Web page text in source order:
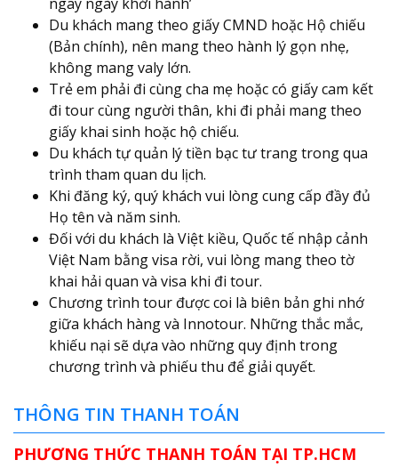
Du khách mang theo giấy CMND hoặc Hộ chiếu
(Bản chính), nên mang theo hành lý gọn nhẹ,
không mang valy lớn.
Trẻ em phải đi cùng cha mẹ hoặc có giấy cam kết
đi tour cùng người thân, khi đi phải mang theo
giấy khai sinh hoặc hộ chiếu.
Du khách tự quản lý tiền bạc tư trang trong qua
trình tham quan du lịch.
Khi đăng ký, quý khách vui lòng cung cấp đầy đủ
Họ tên và năm sinh.
Đối với du khách là Việt kiều, Quốc tế nhập cảnh
Việt Nam bằng visa rời, vui lòng mang theo tờ
khai hải quan và visa khi đi tour.
Chương trình tour được coi là biên bản ghi nhớ
giữa khách hàng và Innotour. Những thắc mắc,
khiếu nại sẽ dựa vào những quy định trong
chương trình và phiếu thu để giải quyết.
THÔNG TIN THANH TOÁN
PHƯƠNG THỨC THANH TOÁN TẠI TP.HCM